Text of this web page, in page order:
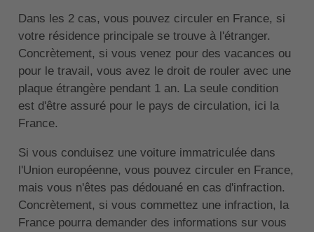
Dans les 2 cas, vous pouvez circuler en France, si
votre résidence principale se trouve à l'étranger.
Concrètement, si vous venez pour des vacances ou
pour le travail, vous avez le droit de rouler avec une
plaque étrangère pendant 1 an. La seule condition
est d'être assuré pour le pays de circulation, ici la
France.
Si vous conduisez une voiture immatriculée dans
l'Union européenne, vous pouvez circuler en France,
mais vous n'êtes pas dédouané en cas d'infraction.
Concrètement, si vous commettez une infraction, la
France pourra demander des informations sur vous